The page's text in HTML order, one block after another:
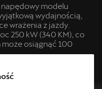
napędowy modelu
wydajnością,
wrażenia z jazdy.
250 kW (340 KM), co
może osiągnąć 100